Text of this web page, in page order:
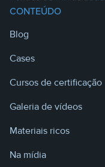
CONTEÚDO
Blog
Cases
Cursos de certificação
Galeria de vídeos
Materiais ricos
Na mídia